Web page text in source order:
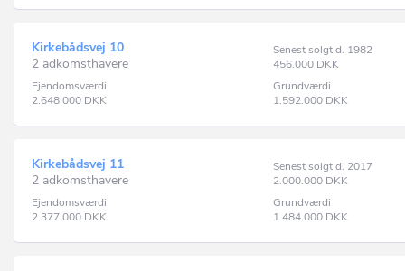
Kirkebådsvej 10
2 adkomsthavere
Senest solgt d. 1982
456.000 DKK
Ejendomsværdi
2.648.000 DKK
Grundværdi
1.592.000 DKK
Kirkebådsvej 11
2 adkomsthavere
Senest solgt d. 2017
2.000.000 DKK
Ejendomsværdi
2.377.000 DKK
Grundværdi
1.484.000 DKK